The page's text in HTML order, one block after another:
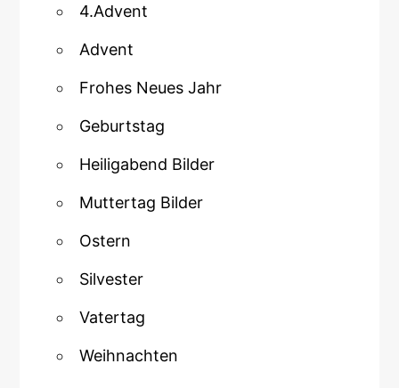
4.Advent
Advent
Frohes Neues Jahr
Geburtstag
Heiligabend Bilder
Muttertag Bilder
Ostern
Silvester
Vatertag
Weihnachten